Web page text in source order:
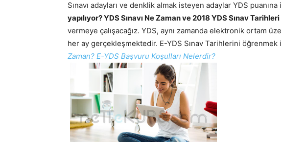
Sınavı adayları ve denklik almak isteyen adaylar YDS
yapılıyor? YDS Sınavı Ne Zaman ve 2018 YDS Sınav
vermeye çalışacağız. YDS, aynı zamanda elektronik ortam
her ay gerçekleşmektedir. E-YDS Sınav Tarihlerini
Zaman? E-YDS Başvuru Koşulları Nelerdir?